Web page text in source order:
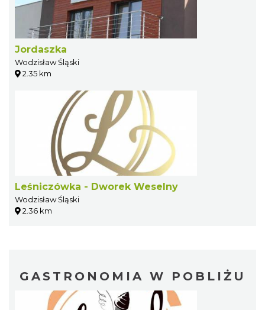
Jordaszka
Wodzisław Śląski
2.35 km
Leśniczówka - Dworek Weselny
Wodzisław Śląski
2.36 km
GASTRONOMIA W POBLIŻU